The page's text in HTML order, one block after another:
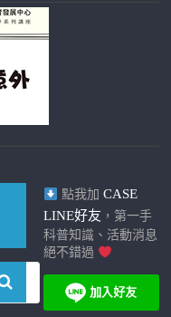
點我加 CASE
LINE好友 ，第一手
科普知識、活動消息
絕不錯過